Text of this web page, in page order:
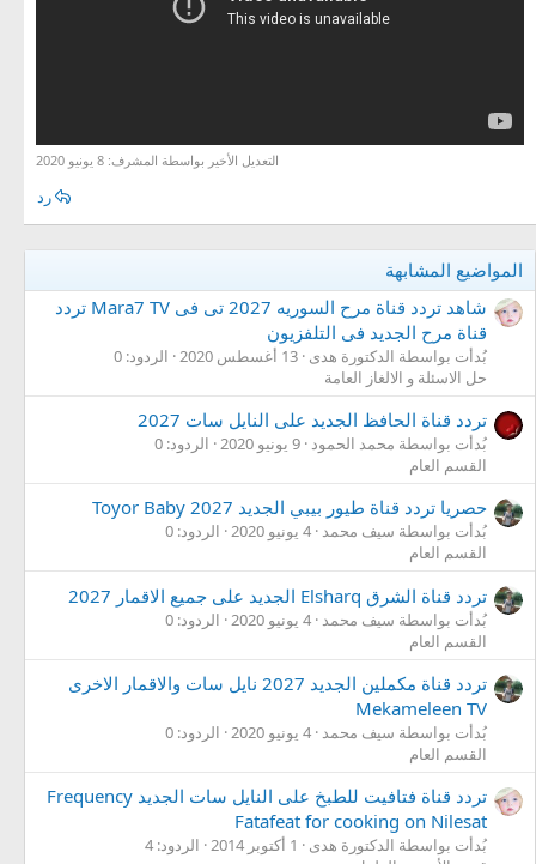
التعديل الأخير بواسطة المشرف: 8 يونيو 2020
رد
المواضيع المشابهة
شاهد تردد قناة مرح السوريه 2027 تى فى Mara7 TV تردد
قناة مرح الجديد فى التلفزيون
بُدأت بواسطة الدكتورة هدى 13 أغسطس 2020
الردود: 0
حل الاسئلة و الالغاز العامة
تردد قناة الحافظ الجديد على النايل سات 2027
بُدأت بواسطة محمد الحمود 9 يونيو 2020
الردود: 0
القسم العام
حصريا تردد قناة طيور بيبي الجديد 2027 Toyor Baby
بُدأت بواسطة سيف محمد 4 يونيو 2020
الردود: 0
القسم العام
تردد قناة الشرق Elsharq الجديد على جميع الاقمار 2027
بُدأت بواسطة سيف محمد 4 يونيو 2020
الردود: 0
القسم العام
تردد قناة مكملين الجديد 2027 نايل سات والاقمار الاخرى
Mekameleen TV
بُدأت بواسطة سيف محمد 4 يونيو 2020
الردود: 0
القسم العام
تردد قناة فتافيت للطبخ على النايل سات الجديد Frequency
Fatafeat for cooking on Nilesat
بُدأت بواسطة الدكتورة هدى 1 أكتوبر 2014
الردود: 4